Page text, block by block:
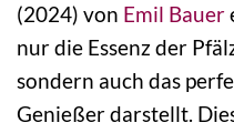
(2024) von Emil Bauer
nur die Essenz der
sondern auch das
Genießer darstellt.